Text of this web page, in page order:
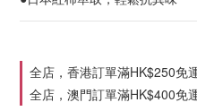
全店，香港訂單滿HK$250免
全店，澳門訂單滿HK$400免